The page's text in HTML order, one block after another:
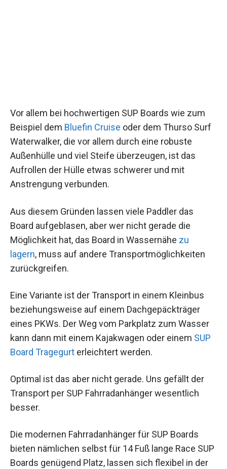
Vor allem bei hochwertigen SUP Boards wie zum
Beispiel dem Bluefin Cruise oder dem Thurso Surf
Waterwalker, die vor allem durch eine robuste
Außenhülle und viel Steife überzeugen, ist das
Aufrollen der Hülle etwas schwerer und mit
Anstrengung verbunden.
Aus diesem Gründen lassen viele Paddler das
Board aufgeblasen, aber wer nicht gerade die
Möglichkeit hat, das Board in Wassernähe zu
lagern, muss auf andere Transportmöglichkeiten
zurückgreifen.
Eine Variante ist der Transport in einem Kleinbus
beziehungsweise auf einem Dachgepäckträger
eines PKWs. Der Weg vom Parkplatz zum Wasser
kann dann mit einem Kajakwagen oder einem SUP
Board Tragegurt erleichtert werden.
Optimal ist das aber nicht gerade. Uns gefällt der
Transport per SUP Fahrradanhänger wesentlich
besser.
Die modernen Fahrradanhänger für SUP Boards
bieten nämlichen selbst für 14 Fuß lange Race SUP
Boards genügend Platz, lassen sich flexibel in der